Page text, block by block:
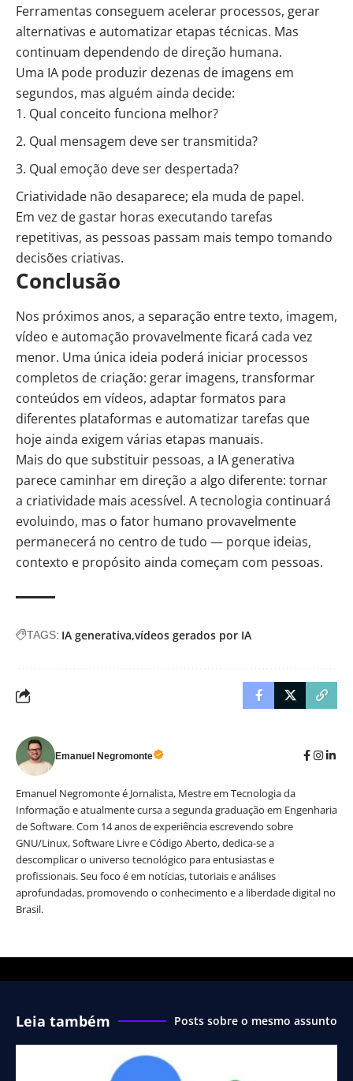
Ferramentas conseguem acelerar processos, gerar
alternativas e automatizar etapas técnicas. Mas
continuam dependendo de direção humana.
Uma IA pode produzir dezenas de imagens em
segundos, mas alguém ainda decide:
Qual conceito funciona melhor?
Qual mensagem deve ser transmitida?
Qual emoção deve ser despertada?
Criatividade não desaparece; ela muda de papel.
Em vez de gastar horas executando tarefas
repetitivas, as pessoas passam mais tempo tomando
decisões criativas.
Conclusão
Nos próximos anos, a separação entre texto, imagem,
vídeo e automação provavelmente ficará cada vez
menor. Uma única ideia poderá iniciar processos
completos de criação: gerar imagens, transformar
conteúdos em vídeos, adaptar formatos para
diferentes plataformas e automatizar tarefas que
hoje ainda exigem várias etapas manuais.
Mais do que substituir pessoas, a IA generativa
parece caminhar em direção a algo diferente: tornar
a criatividade mais acessível. A tecnologia continuará
evoluindo, mas o fator humano provavelmente
permanecerá no centro de tudo — porque ideias,
contexto e propósito ainda começam com pessoas.
TAGS: IA generativa vídeos gerados por IA
Emanuel Negromonte
Emanuel Negromonte é Jornalista, Mestre em Tecnologia da
Informação e atualmente cursa a segunda graduação em Engenharia
de Software. Com 14 anos de experiência escrevendo sobre
GNU/Linux, Software Livre e Código Aberto, dedica-se a
descomplicar o universo tecnológico para entusiastas e
profissionais. Seu foco é em notícias, tutoriais e análises
aprofundadas, promovendo o conhecimento e a liberdade digital no
Brasil.
Leia também Posts sobre o mesmo assunto